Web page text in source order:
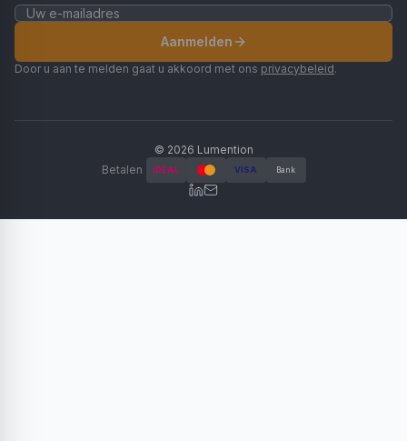
Aanmelden
Door u aan te melden gaat u akkoord met ons privacybeleid.
© 2026 Lumention
Betalen
iDEAL VISA Bank